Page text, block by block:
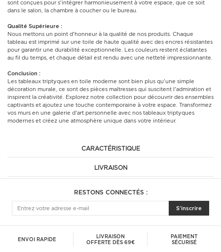
sont conçues pour s'intégrer harmonieusement à votre espace, que ce soit
dans le salon, la chambre à coucher ou le bureau.
Qualité Supérieure :
Nous mettons un point d'honneur à la qualité de nos produits. Chaque
tableau est imprimé sur une toile de haute qualité avec des encres résistantes
pour garantir une durabilité exceptionnelle. Les couleurs restent éclatantes
au fil du temps, et chaque détail est rendu avec une netteté impressionnante.
Conclusion :
Les tableaux triptyques en toile moderne sont bien plus qu'une simple
décoration murale, ce sont des pièces maîtresses qui suscitent l'admiration et
inspirent la créativité. Explorez notre collection pour découvrir des ensembles
captivants et ajoutez une touche contemporaine à votre espace. Transformez
vos murs en une galerie d'art personnelle avec nos tableaux triptyques
modernes et créez une atmosphère unique dans votre intérieur.
CARACTÉRISTIQUE
LIVRAISON
RESTONS CONNECTÉS :
S'inscrire
ENVOI RAPIDE
LIVRAISON
OFFERTE DÈS 69€
PAIEMENT
SÉCURISÉ